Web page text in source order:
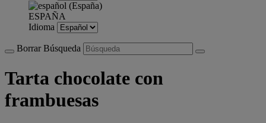
ESPAÑA
Idioma
Borrar Búsqueda
Tarta chocolate con
frambuesas